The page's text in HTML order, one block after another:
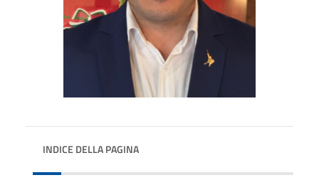
INDICE DELLA PAGINA